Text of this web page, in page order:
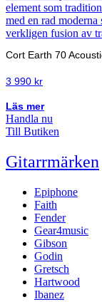
Cort Earth 70
3 990 kr
Läs mer
Handla nu
Till Butiken
Gitarrmärken
Epiphone
Faith
Fender
Gear4music
Gibson
Godin
Gretsch
Hartwood
Ibanez